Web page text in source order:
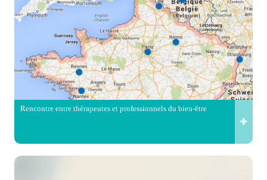
Rencontre entre thérapeutes et professionnels du bien-être